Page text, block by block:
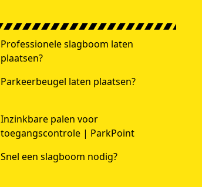
Professionele slagboom laten
plaatsen?
Parkeerbeugel laten plaatsen?
Inzinkbare palen voor
toegangscontrole | ParkPoint
Snel een slagboom nodig?